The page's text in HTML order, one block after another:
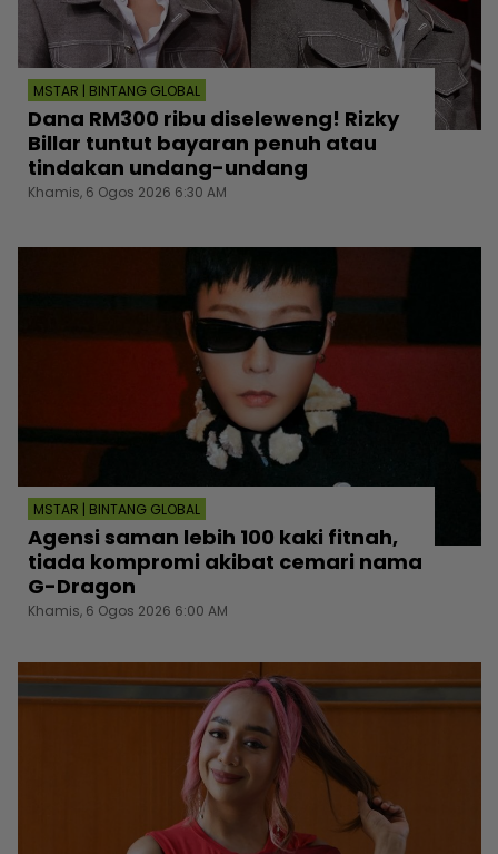
MSTAR | BINTANG GLOBAL
Dana RM300 ribu diseleweng! Rizky
Billar tuntut bayaran penuh atau
tindakan undang-undang
Khamis, 6 Ogos 2026 6:30 AM
MSTAR | BINTANG GLOBAL
Agensi saman lebih 100 kaki fitnah,
tiada kompromi akibat cemari nama
G-Dragon
Khamis, 6 Ogos 2026 6:00 AM